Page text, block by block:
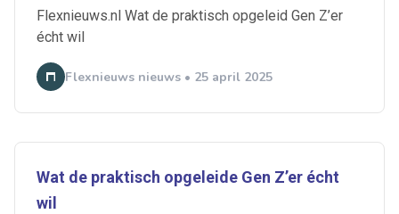
Flexnieuws.nl Wat de praktisch opgeleid Gen Z’er
écht wil
Flexnieuws nieuws • 25 april 2025
Wat de praktisch opgeleide Gen Z’er écht
wil